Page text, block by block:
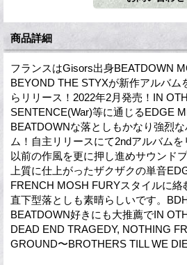
商品詳細
フランスはGisors出身BEATDOWN
BEYOND THE STYXが新作アルバム
らリリース！2022年2月発売！IN
SENTENCE(War)等に通じるEDGE
BEATDOWNな落としもかなり強烈
ム！自主リリースにて2ndアルバムを
以前の作風を更に押し進めサウンド
上質に仕上がったザクザクの単音
FRENCH MOSH FURYスタイルに
直下型落としも素晴らしいです。
BEATDOWN好きにも大推薦でIN
DEAD END TRAGEDY, NOTHING
GROUND〜BROTHERS TILL WE